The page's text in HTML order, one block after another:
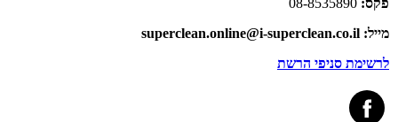
פקס: 08-8535890
מייל: superclean.online@i-superclean.co.il
לרשימת סניפי הרשת